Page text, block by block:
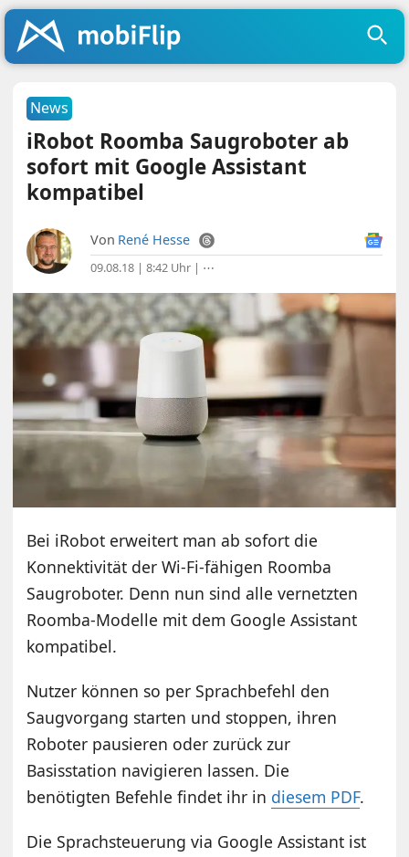
News
iRobot Roomba Saugroboter ab
sofort mit Google Assistant
kompatibel
Von René Hesse
09.08.18 | 8:42 Uhr | ⋯
Bei iRobot erweitert man ab sofort die
Konnektivität der Wi-Fi-fähigen Roomba
Saugroboter. Denn nun sind alle vernetzten
Roomba-Modelle mit dem Google Assistant
kompatibel.
Nutzer können so per Sprachbefehl den
Saugvorgang starten und stoppen, ihren
Roboter pausieren oder zurück zur
Basisstation navigieren lassen. Die
benötigten Befehle findet ihr in diesem PDF.
Die Sprachsteuerung via Google Assistant ist